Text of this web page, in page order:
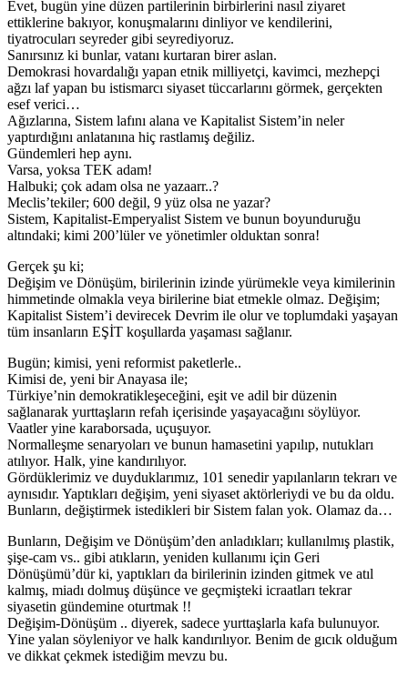
Evet, bugün yine düzen partilerinin birbirlerini nasıl ziyaret
ettiklerine bakıyor, konuşmalarını dinliyor ve kendilerini,
tiyatrocuları seyreder gibi seyrediyoruz.
Sanırsınız ki bunlar, vatanı kurtaran birer aslan.
Demokrasi hovardalığı yapan etnik milliyetçi, kavimci, mezhepçi
ağzı laf yapan bu istismarcı siyaset tüccarlarını görmek, gerçekten
esef verici…
Ağızlarına, Sistem lafını alana ve Kapitalist Sistem’in neler
yaptırdığını anlatanına hiç rastlamış değiliz.
Gündemleri hep aynı.
Varsa, yoksa TEK adam!
Halbuki; çok adam olsa ne yazaarr..?
Meclis’tekiler; 600 değil, 9 yüz olsa ne yazar?
Sistem, Kapitalist-Emperyalist Sistem ve bunun boyunduruğu
altındaki; kimi 200’lüler ve yönetimler olduktan sonra!
Gerçek şu ki;
Değişim ve Dönüşüm, birilerinin izinde yürümekle veya kimilerinin
himmetinde olmakla veya birilerine biat etmekle olmaz. Değişim;
Kapitalist Sistem’i devirecek Devrim ile olur ve toplumdaki yaşayan
tüm insanların EŞİT koşullarda yaşaması sağlanır.
Bugün; kimisi, yeni reformist paketlerle..
Kimisi de, yeni bir Anayasa ile;
Türkiye’nin demokratikleşeceğini, eşit ve adil bir düzenin
sağlanarak yurttaşların refah içerisinde yaşayacağını söylüyor.
Vaatler yine karaborsada, uçuşuyor.
Normalleşme senaryoları ve bunun hamasetini yapılıp, nutukları
atılıyor. Halk, yine kandırılıyor.
Gördüklerimiz ve duyduklarımız, 101 senedir yapılanların tekrarı ve
aynısıdır. Yaptıkları değişim, yeni siyaset aktörleriydi ve bu da oldu.
Bunların, değiştirmek istedikleri bir Sistem falan yok. Olamaz da…
Bunların, Değişim ve Dönüşüm’den anladıkları; kullanılmış plastik,
şişe-cam vs.. gibi atıkların, yeniden kullanımı için Geri
Dönüşümü’dür ki, yaptıkları da birilerinin izinden gitmek ve atıl
kalmış, miadı dolmuş düşünce ve geçmişteki icraatları tekrar
siyasetin gündemine oturtmak !!
Değişim-Dönüşüm .. diyerek, sadece yurttaşlarla kafa bulunuyor.
Yine yalan söyleniyor ve halk kandırılıyor. Benim de gıcık olduğum
ve dikkat çekmek istediğim mevzu bu.